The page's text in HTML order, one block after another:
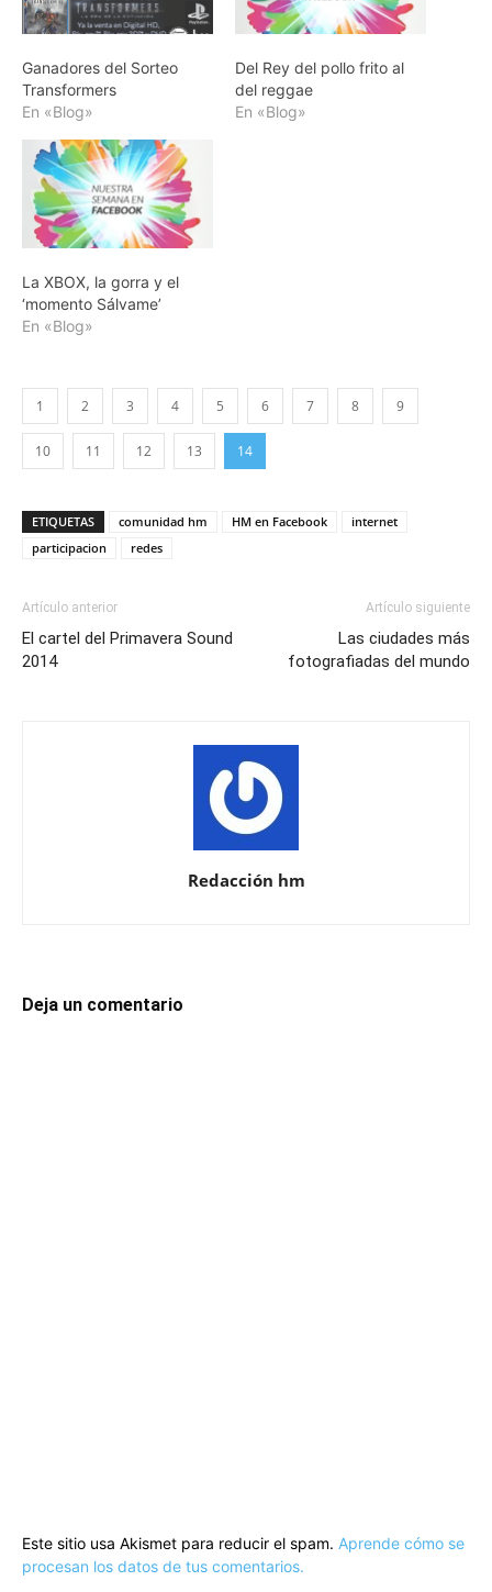
Ganadores del Sorteo
Transformers
En «Blog»
Del Rey del pollo frito al
del reggae
En «Blog»
La XBOX, la gorra y el
‘momento Sálvame’
En «Blog»
1 2 3 4 5 6 7 8 9
10 11 12 13 14
ETIQUETAS comunidad hm HM en Facebook
internet
participacion
redes
Artículo anterior
El cartel del Primavera Sound
2014
Artículo siguiente
Las ciudades más
fotografiadas del mundo
Redacción hm
Deja un comentario
Este sitio usa Akismet para reducir el spam. Aprende cómo se
procesan los datos de tus comentarios.